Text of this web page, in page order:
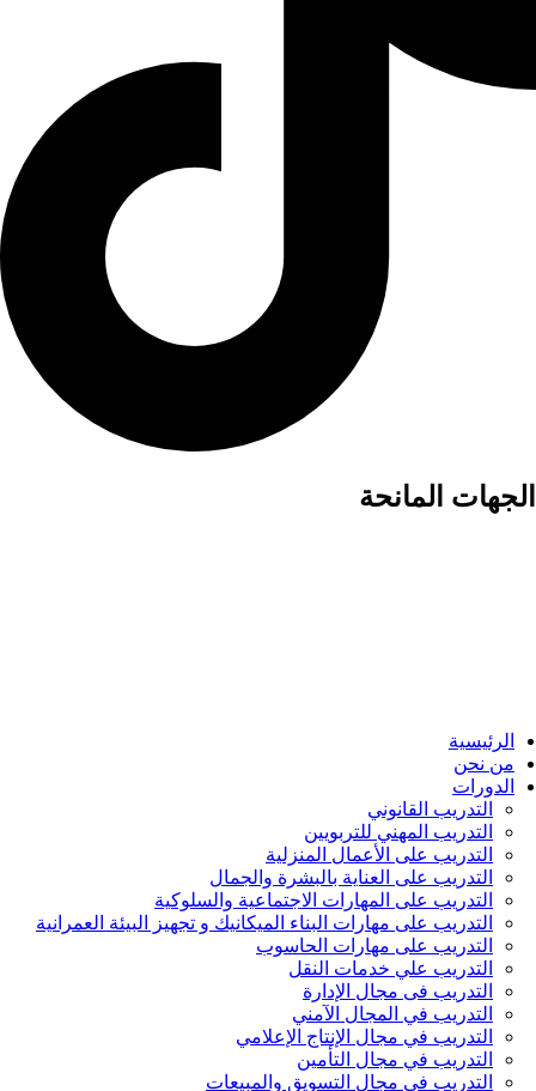
الجهات المانحة
الرئيسية
من نحن
الدورات
التدريب القانوني
التدريب المهني للتربويين
التدريب على الأعمال المنزلية
التدريب على العناية بالبشرة والجمال
التدريب على المهارات الاجتماعية والسلوكية
التدريب على مهارات البناء الميكانيك و تجهيز البيئة العمرانية
التدريب على مهارات الحاسوب
التدريب علي خدمات النقل
التدريب فى مجال الإدارة
التدريب في المجال الآمني
التدريب في مجال الإنتاج الإعلامي
التدريب في مجال التأمين
التدريب في مجال التسويق والمبيعات